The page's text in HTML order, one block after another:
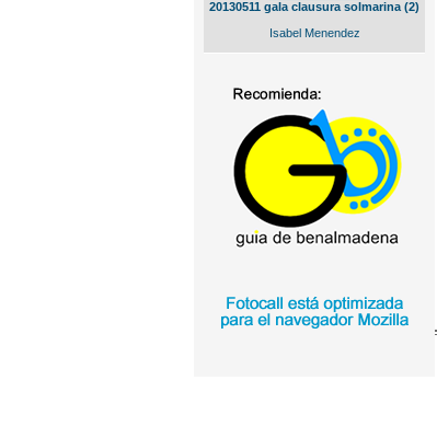
20130511 gala clausura solmarina (2)
Isabel Menendez